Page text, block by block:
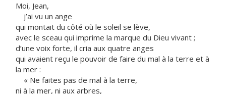
Moi, Jean,
j’ai vu un ange
qui montait du côté où le soleil se lève,
avec le sceau qui imprime la marque du Dieu vivant ;
d’une voix forte, il cria aux quatre anges
qui avaient reçu le pouvoir de faire du mal à la terre et à
la mer :
« Ne faites pas de mal à la terre,
ni à la mer, ni aux arbres,